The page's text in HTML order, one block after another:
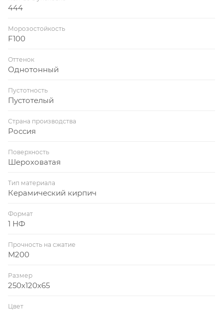
444
Морозостойкость
F100
Оттенок
Однотонный
Пустотность
Пустотелый
Страна производства
Россия
Поверхность
Шероховатая
Тип материала
Керамический кирпич
Формат
1 НФ
Прочность на сжатие
М200
Размер
250х120х65
Цвет